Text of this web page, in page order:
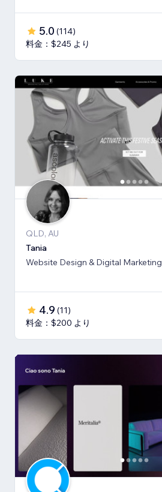
5.0 (114)
料金：$245 より
QLD, AU
Tania
Website Design & Digital Marketing
4.9 (11)
料金：$200 より